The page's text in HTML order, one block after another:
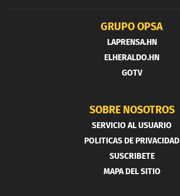
GRUPO OPSA
LAPRENSA.HN
ELHERALDO.HN
GOTV
SOBRE NOSOTROS
SERVICIO AL USUARIO
POLITICAS DE PRIVACIDAD
SUSCRIBETE
MAPA DEL SITIO